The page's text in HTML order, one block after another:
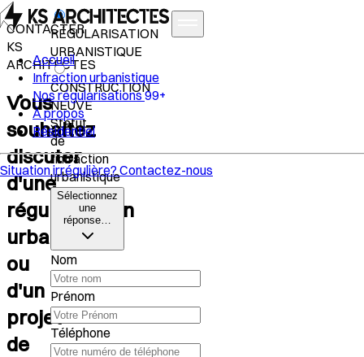
Accueil
Infraction urbanistique
Nos régularisations99+
À propos
Résidentiel
Situation irrégulière?Contactez-nous
CONTACTER
KS
ARCHITECTES
Vous
souhaitez
discuter
d'une
régularisation
urbanistique
ou
d'un
projet
de
RÉGULARISATION
URBANISTIQUE
CONSTRUCTION
NEUVE
Statut
de
l'infraction
urbanistique
Sélectionnez
une
réponse…
Nom
Prénom
Téléphone